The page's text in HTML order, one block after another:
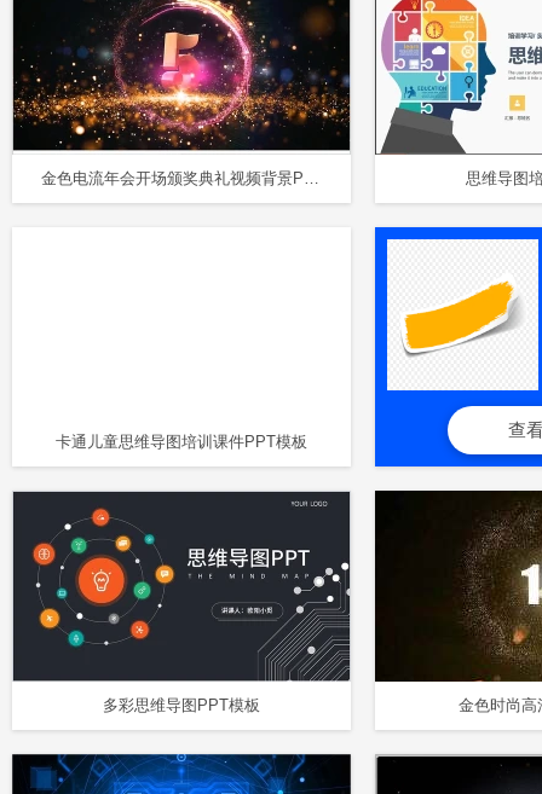
金色电流年会开场颁奖典礼视频背景PPT模板 思维导图
卡通儿童思维导图培训课件PPT模板
查
多彩思维导图PPT模板 金色时尚高